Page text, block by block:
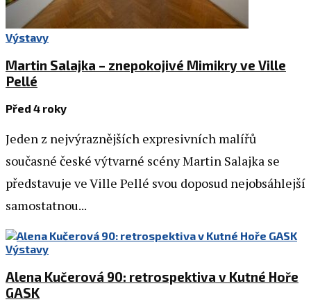
Výstavy
Martin Salajka – znepokojivé Mimikry ve Ville
Pellé
Před 4 roky
Jeden z nejvýraznějších expresivních malířů
současné české výtvarné scény Martin Salajka se
představuje ve Ville Pellé svou doposud nejobsáhlejší
samostatnou...
Výstavy
Alena Kučerová 90: retrospektiva v Kutné Hoře
GASK